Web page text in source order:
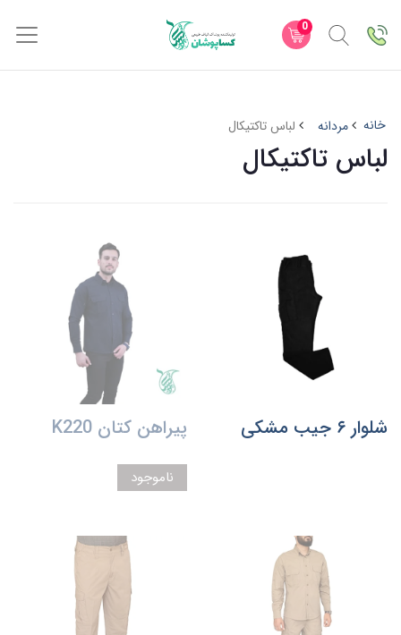
0
خانه مردانه لباس تاکتیکال
لباس تاکتیکال
شلوار ۶ جیب مشکی پیراهن کتان K220
ناموجود